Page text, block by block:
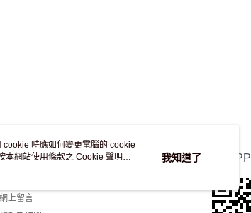
客戶服務
網上留言
官方APP
時應如何變更電腦的 cookie
本網站使用條款之 Cookie 聲明使
我知道了